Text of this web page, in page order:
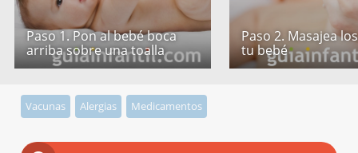
Paso 1. Pon al bebé boca
arriba sobre una toalla
Paso 2. Masajea
tu bebé
Vacunas Alergias Medicamentos